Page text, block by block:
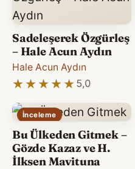
Sadeleşerek Özgürleş
– Hale Acun Aydın
Hale Acun Aydın
★★★★★
★★★★★ 5,0
İnceleme
Bu Ülkeden Gitmek –
Gözde Kazaz ve H.
İlksen Mavituna